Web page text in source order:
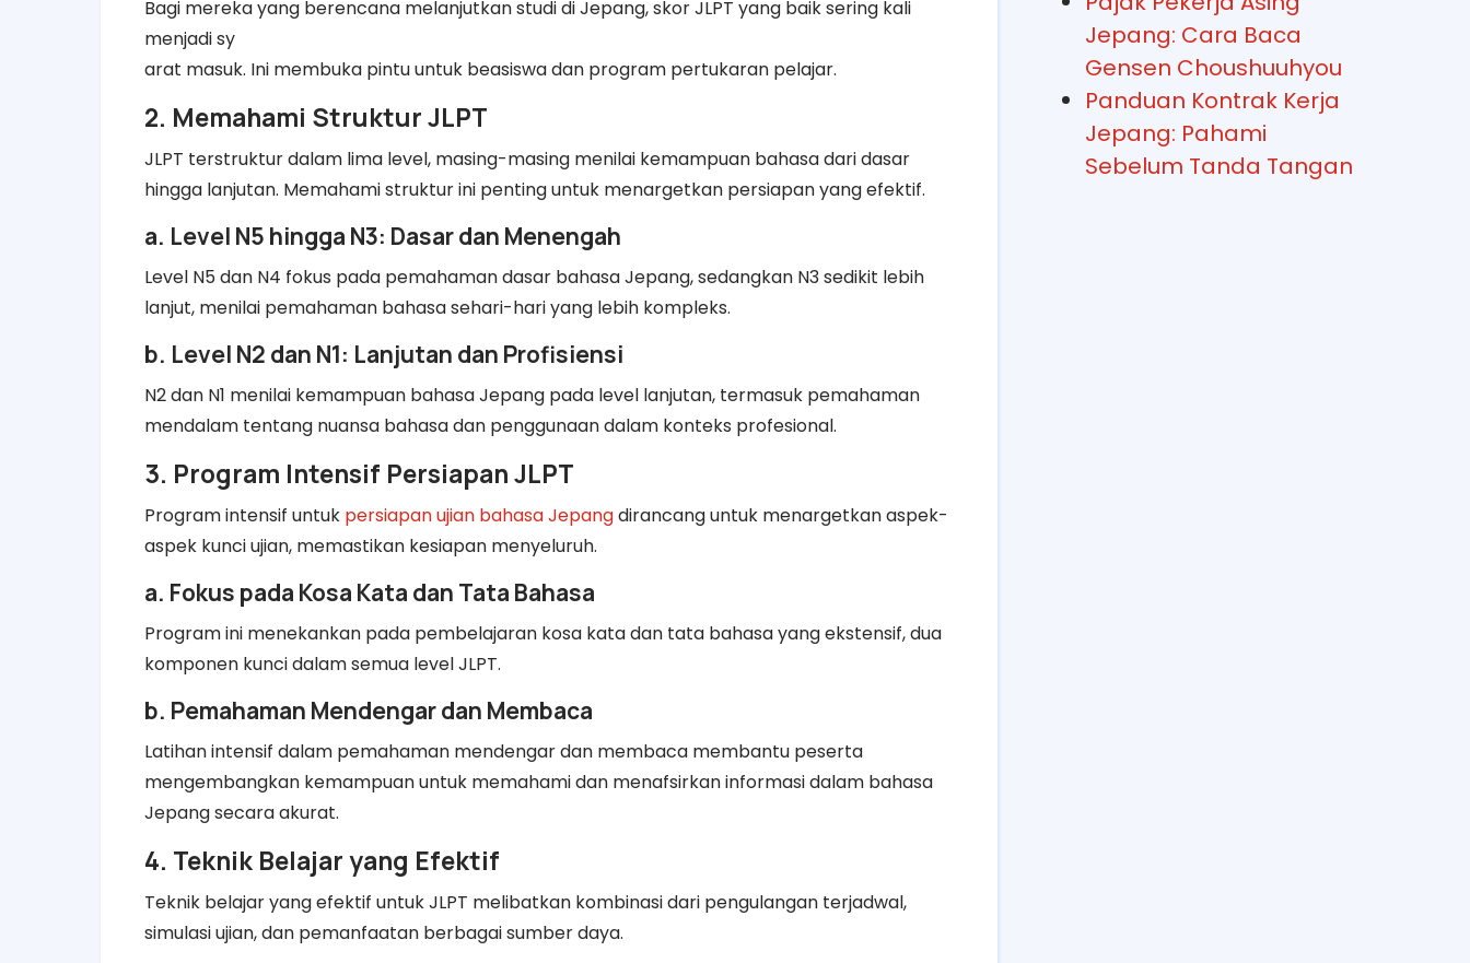
Bagi mereka yang berencana melanjutkan studi di Jepang, skor JLPT yang baik sering kali
menjadi sy
arat masuk. Ini membuka pintu untuk beasiswa dan program pertukaran pelajar.
2. Memahami Struktur JLPT
JLPT terstruktur dalam lima level, masing-masing menilai kemampuan bahasa dari dasar
hingga lanjutan. Memahami struktur ini penting untuk menargetkan persiapan yang efektif.
a. Level N5 hingga N3: Dasar dan Menengah
Level N5 dan N4 fokus pada pemahaman dasar bahasa Jepang, sedangkan N3 sedikit lebih
lanjut, menilai pemahaman bahasa sehari-hari yang lebih kompleks.
b. Level N2 dan N1: Lanjutan dan Profisiensi
N2 dan N1 menilai kemampuan bahasa Jepang pada level lanjutan, termasuk pemahaman
mendalam tentang nuansa bahasa dan penggunaan dalam konteks profesional.
3. Program Intensif Persiapan JLPT
Program intensif untuk persiapan ujian bahasa Jepangdirancang untuk menargetkan aspek-
aspek kunci ujian, memastikan kesiapan menyeluruh.
a. Fokus pada Kosa Kata dan Tata Bahasa
Program ini menekankan pada pembelajaran kosa kata dan tata bahasa yang ekstensif, dua
komponen kunci dalam semua level JLPT.
b. Pemahaman Mendengar dan Membaca
Latihan intensif dalam pemahaman mendengar dan membaca membantu peserta
mengembangkan kemampuan untuk memahami dan menafsirkan informasi dalam bahasa
Jepang secara akurat.
4. Teknik Belajar yang Efektif
Teknik belajar yang efektif untuk JLPT melibatkan kombinasi dari pengulangan terjadwal,
simulasi ujian, dan pemanfaatan berbagai sumber daya.
Jepang: Cara Baca
Gensen Choushuuhyou
Panduan Kontrak Kerja
Jepang: Pahami
Sebelum Tanda Tangan